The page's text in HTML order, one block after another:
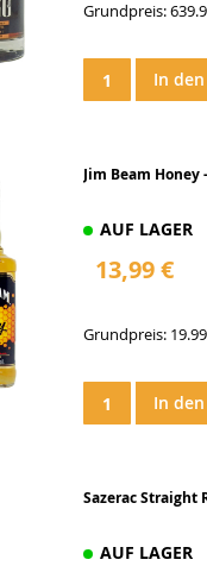
Grundpreis:
In
Jim Beam Honey
AUF LAGER
13,99 €
Grundpreis:
In
Sazerac Straight
AUF LAGER